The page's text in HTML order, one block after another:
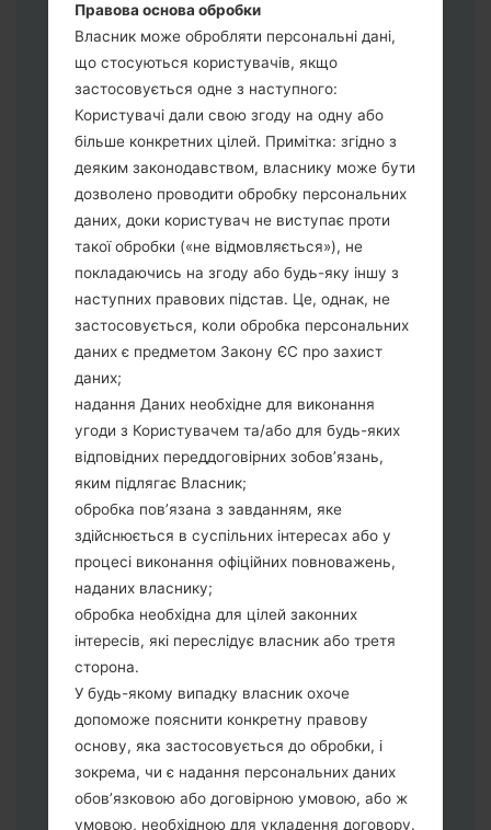
прошивки.
Вам потрібно 1 (Вибрати 1 файл
прошивки тут) або 5 (Вибрати 5 файл
прошивки тут) файлів для прошивки:
AP: "System & Recovery"
CP: "Modem & Radio"
CSC_***: "Country & Region & Operator"
HOME_CSC_***: "Country & Region &
Operator"
Додайте усі файли у програму Odin 3.
Якщо ви хочете прошити телефон та
скинути до заводських налаштувань
оберіть CSC_***, у іншому випадку
виберіть HOME_CSC_*** для
збереження Ваших даних.
Тепер вимкніть пристрій і увійдіть у
"Download" режим. Усі методи як це
зробити:
Натисніть та утримуйти клавіші:
живлення, збільшення гучності та Bixbi.
Натисніть та утримуйте клавіші:
зменшення та збільшення гучності.
Підключивши телефон до ПК
використовуючи USB кабель.
Натисніть та утримуйти клавіші:
живлення, збільшення гучності та
додому.
Підключіть USB кабель та натисніть
клавіші: зменшення звуку та Bixbi.
Натисніть та утримуйти клавіші:
живлення та збільшення гучності.
Правова основа обробки
Власник може обробляти персональні дані,
що стосуються користувачів, якщо
застосовується одне з наступного:
Користувачі дали свою згоду на одну або
більше конкретних цілей. Примітка: згідно з
деяким законодавством, власнику може бути
дозволено проводити обробку персональних
даних, доки користувач не виступає проти
такої обробки («не відмовляється»), не
покладаючись на згоду або будь-яку іншу з
наступних правових підстав. Це, однак, не
застосовується, коли обробка персональних
даних є предметом Закону ЄС про захист
даних;
надання Даних необхідне для виконання
угоди з Користувачем та/або для будь-яких
відповідних переддоговірних зобов’язань,
яким підлягає Власник;
обробка пов’язана з завданням, яке
здійснюється в суспільних інтересах або у
процесі виконання офіційних повноважень,
наданих власнику;
обробка необхідна для цілей законних
інтересів, які переслідує власник або третя
сторона.
У будь-якому випадку власник охоче
допоможе пояснити конкретну правову
основу, яка застосовується до обробки, і
зокрема, чи є надання персональних даних
обов’язковою або договірною умовою, або ж
умовою, необхідною для укладення договору.